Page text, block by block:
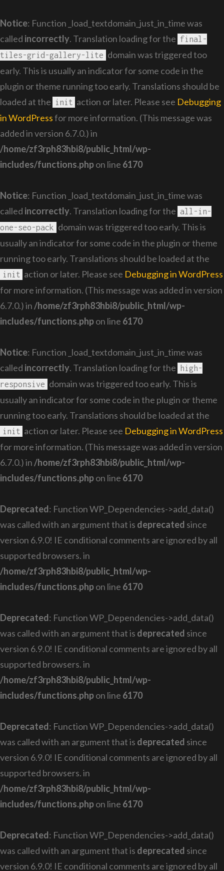
Notice: Function _load_textdomain_just_in_time was
called incorrectly. Translation loading for the final-
tiles-grid-gallery-lite domain was triggered too
early. This is usually an indicator for some code in the
plugin or theme running too early. Translations should be
loaded at the
init action or later. Please see Debugging
in WordPressfor more information. (This message was
added in version 6.7.0.) in
/home/zf3rph83hbi8/public_html/wp-
includes/functions.phpon line 6170
Notice: Function _load_textdomain_just_in_time was
called incorrectly. Translation loading for the all-in-
one-seo-pack domain was triggered too early. This is
usually an indicator for some code in the plugin or theme
running too early. Translations should be loaded at the
init action or later. Please see Debugging in WordPress
for more information. (This message was added in version
6.7.0.) in /home/zf3rph83hbi8/public_html/wp-
includes/functions.phpon line 6170
Notice: Function _load_textdomain_just_in_time was
called incorrectly. Translation loading for the
high-
responsive domain was triggered too early. This is
usually an indicator for some code in the plugin or theme
running too early. Translations should be loaded at the
init action or later. Please see Debugging in WordPress
for more information. (This message was added in version
6.7.0.) in /home/zf3rph83hbi8/public_html/wp-
includes/functions.phpon line 6170
Deprecated: Function WP_Dependencies->add_data()
was called with an argument that is deprecated since
version 6.9.0! IE conditional comments are ignored by all
supported browsers. in
/home/zf3rph83hbi8/public_html/wp-
includes/functions.phpon line 6170
Deprecated: Function WP_Dependencies->add_data()
was called with an argument that is deprecated since
version 6.9.0! IE conditional comments are ignored by all
supported browsers. in
/home/zf3rph83hbi8/public_html/wp-
includes/functions.phpon line 6170
Deprecated: Function WP_Dependencies->add_data()
was called with an argument that is deprecated since
version 6.9.0! IE conditional comments are ignored by all
supported browsers. in
/home/zf3rph83hbi8/public_html/wp-
includes/functions.phpon line 6170
Deprecated: Function WP_Dependencies->add_data()
was called with an argument that is deprecated since
version 6.9.0! IE conditional comments are ignored by all